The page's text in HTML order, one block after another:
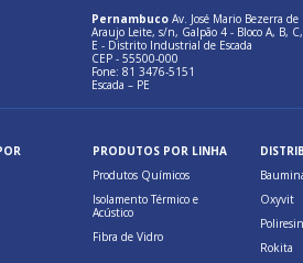
Pernambuco Av. José Mario Bezerra de
Araujo Leite, s/n, Galpão 4 - Bloco A, B,
E - Distrito Industrial de Escada
CEP - 55500-000
Fone: 81 3476-5151
Escada – PE
PRODUTOS POR LINHA
Produtos Químicos
Isolamento Térmico e
Acústico
Fibra de Vidro
Oxyvit
Rokita